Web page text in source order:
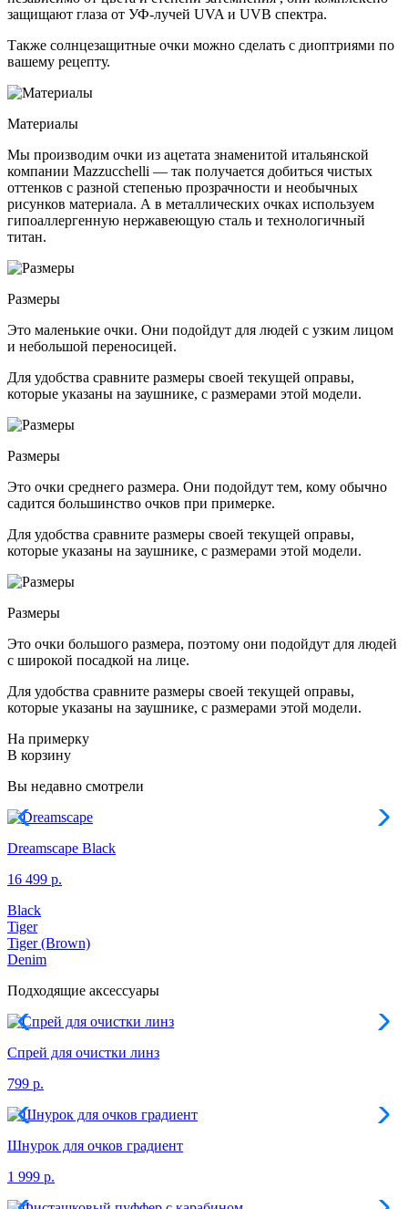
защищают глаза от УФ-лучей UVA и UVB спектра.
Также солнцезащитные очки можно сделать с диоптриями по
вашему рецепту.
Материалы
Мы производим очки из ацетата знаменитой итальянской
компании Mazzucchelli — так получается добиться чистых
оттенков с разной степенью прозрачности и необычных
рисунков материала. А в металлических очках используем
гипоаллергенную нержавеющую сталь и технологичный
титан.
Размеры
Это маленькие очки. Они подойдут для людей с узким лицом
и небольшой переносицей.
Для удобства сравните размеры своей текущей оправы,
которые указаны на заушнике, с размерами этой модели.
Размеры
Это очки среднего размера. Они подойдут тем, кому обычно
садится большинство очков при примерке.
Для удобства сравните размеры своей текущей оправы,
которые указаны на заушнике, с размерами этой модели.
Размеры
Это очки большого размера, поэтому они подойдут для людей
с широкой посадкой на лице.
Для удобства сравните размеры своей текущей оправы,
которые указаны на заушнике, с размерами этой модели.
На примерку
В корзину
Вы недавно смотрели
Dreamscape Black
16 499 р.
Black
Tiger
Tiger (Brown)
Denim
Подходящие аксессуары
Спрей для очистки линз
799 р.
Шнурок для очков градиент
1 999 р.